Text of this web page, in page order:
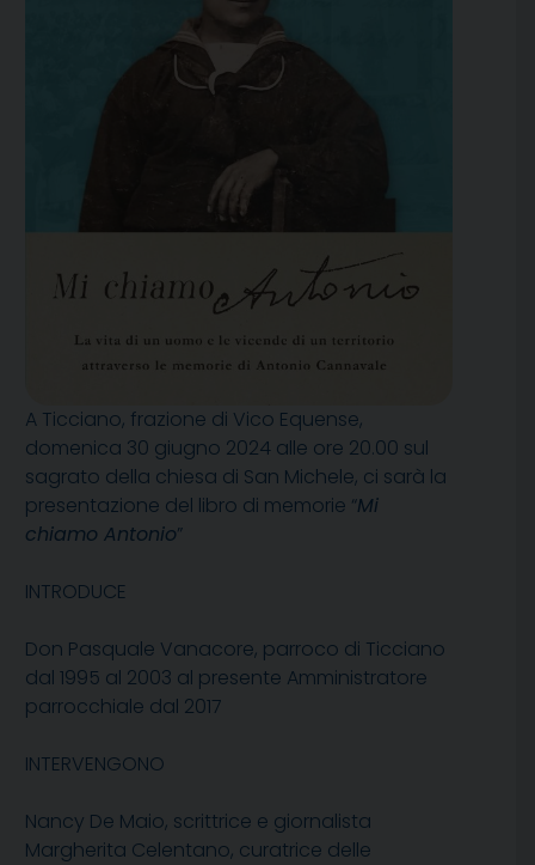
A Ticciano, frazione di Vico Equense,
domenica 30 giugno 2024 alle ore 20.00 sul
sagrato della chiesa di San Michele, ci sarà la
presentazione del libro di memorie “Mi
chiamo Antonio”
INTRODUCE
Don Pasquale Vanacore, parroco di Ticciano
dal 1995 al 2003 al presente Amministratore
parrocchiale dal 2017
INTERVENGONO
Nancy De Maio, scrittrice e giornalista
Margherita Celentano, curatrice delle